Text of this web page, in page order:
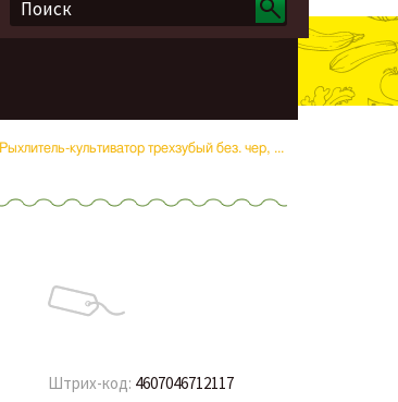
Рыхлитель-культиватор трехзубый без. чер, ...
Штрих-код: 4607046712117